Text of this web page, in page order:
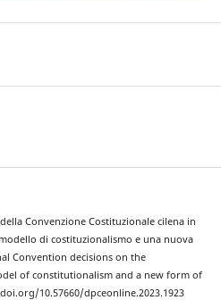
Convenzione Costituzionale cilena in
di costituzionalismo e una nuova
Convention decisions on the
of constitutionalism and a new form of
10.57660/dpceonline.2023.1923